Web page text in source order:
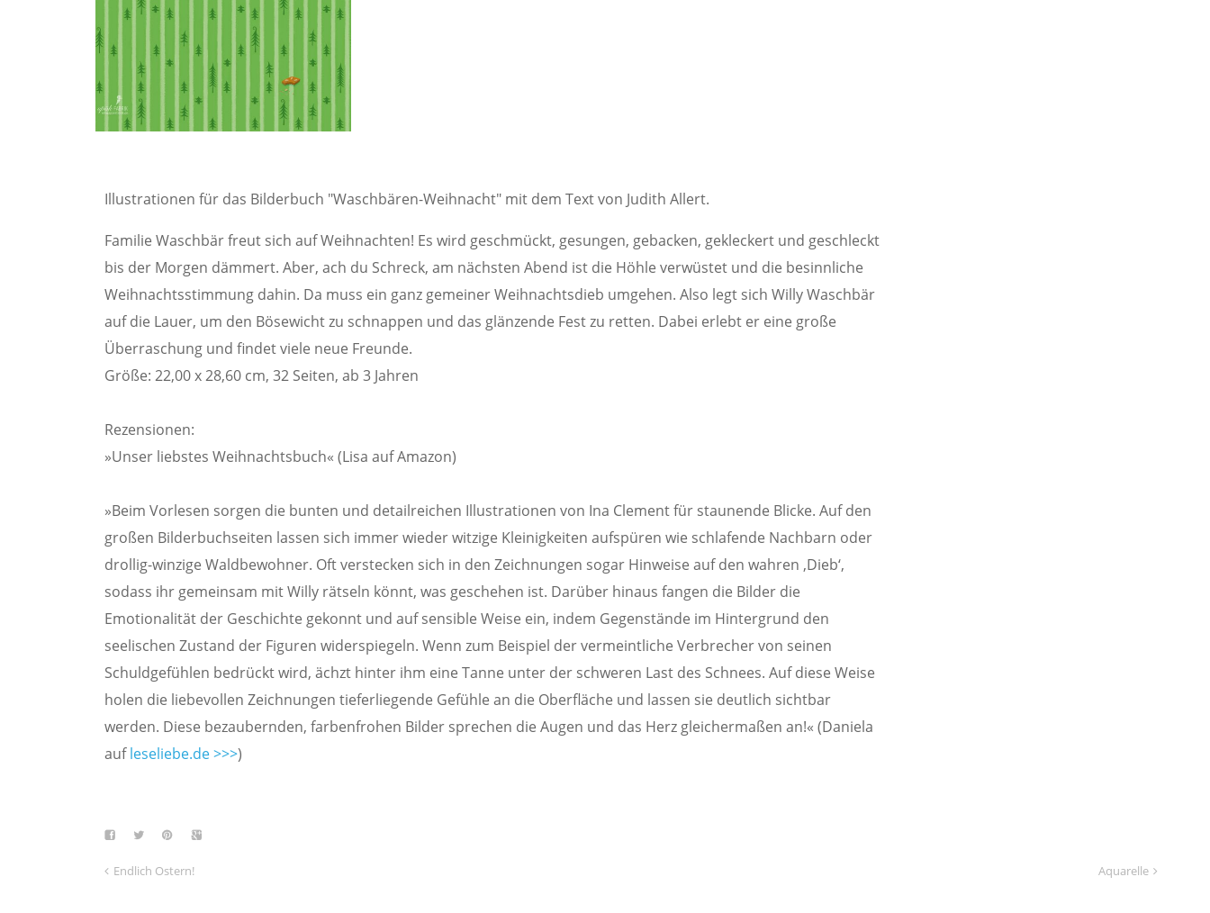
Illustrationen für das Bilderbuch "Waschbären-Weihnacht" mit dem Text von Judith Allert.
Familie Waschbär freut sich auf Weihnachten! Es wird geschmückt, gesungen, gebacken, gekleckert und geschleckt
bis der Morgen dämmert. Aber, ach du Schreck, am nächsten Abend ist die Höhle verwüstet und die besinnliche
Weihnachtsstimmung dahin. Da muss ein ganz gemeiner Weihnachtsdieb umgehen. Also legt sich Willy Waschbär
auf die Lauer, um den Bösewicht zu schnappen und das glänzende Fest zu retten. Dabei erlebt er eine große
Überraschung und findet viele neue Freunde.
Größe: 22,00 x 28,60 cm, 32 Seiten, ab 3 Jahren
Rezensionen:
»Unser liebstes Weihnachtsbuch« (Lisa auf Amazon)
»Beim Vorlesen sorgen die bunten und detailreichen Illustrationen von Ina Clement für staunende Blicke. Auf den
großen Bilderbuchseiten lassen sich immer wieder witzige Kleinigkeiten aufspüren wie schlafende Nachbarn oder
drollig-winzige Waldbewohner. Oft verstecken sich in den Zeichnungen sogar Hinweise auf den wahren ‚Dieb‘,
sodass ihr gemeinsam mit Willy rätseln könnt, was geschehen ist. Darüber hinaus fangen die Bilder die
Emotionalität der Geschichte gekonnt und auf sensible Weise ein, indem Gegenstände im Hintergrund den
seelischen Zustand der Figuren widerspiegeln. Wenn zum Beispiel der vermeintliche Verbrecher von seinen
Schuldgefühlen bedrückt wird, ächzt hinter ihm eine Tanne unter der schweren Last des Schnees. Auf diese Weise
holen die liebevollen Zeichnungen tieferliegende Gefühle an die Oberfläche und lassen sie deutlich sichtbar
werden. Diese bezaubernden, farbenfrohen Bilder sprechen die Augen und das Herz gleichermaßen an!« (Daniela
aufleseliebe.de >>>)
Endlich Ostern! Aquarelle